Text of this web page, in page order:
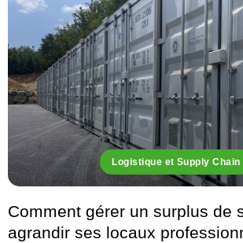
Logistique et Supply Chain
Comment gérer un surplus de
agrandir ses locaux